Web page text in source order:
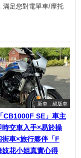
滿足您對電單車/摩托
新車．絕版車
CB1000F SE」車主
時交車入手×易於操
街車×旅行夥伴「F
妓花小姐真實心得